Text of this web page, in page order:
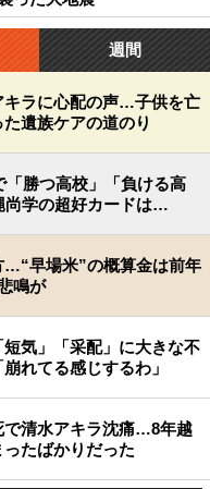
週間
キラに心配の声…子供を亡
遺族ケアの道のり
「勝つ高校」「負ける高
尚学の超好カードは…
…“早場米”の概算金は前年
鳴が
気」「采配」に大きな不
れてる感じするわ」
で清水アキラ沈痛…8年越
たばかりだった